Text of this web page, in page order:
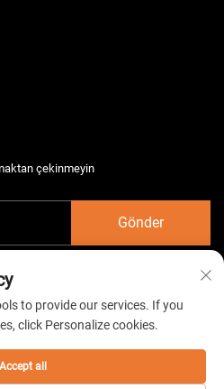
çekinmeyin
Gönder
HarsMarg Elektromekanik Co. Ltd. Tüm
- Gizlilik Politikası
to provide our services. If you
click Personalize cookies.
Accept all